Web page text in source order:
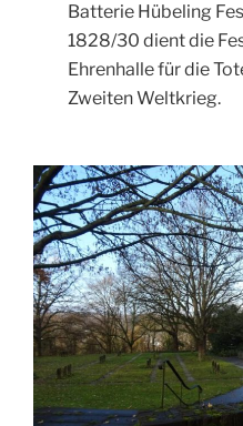
Batterie Hübeling
1828/30 dient die
Ehrenhalle für die
Zweiten Weltkrieg.